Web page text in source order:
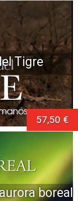
Tigre
57,50 €
boreal